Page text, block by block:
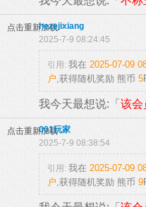
点击重新加载hezejixiang
2025-7-9 08:24:45
引用: 我在 2025-07-09
户,获得随机奖励 熊币 5
我今天最想说:「 该会
点击重新加载
001玩家
2025-7-9 08:38:54
引用: 我在 2025-07-09
户,获得随机奖励 熊币 9